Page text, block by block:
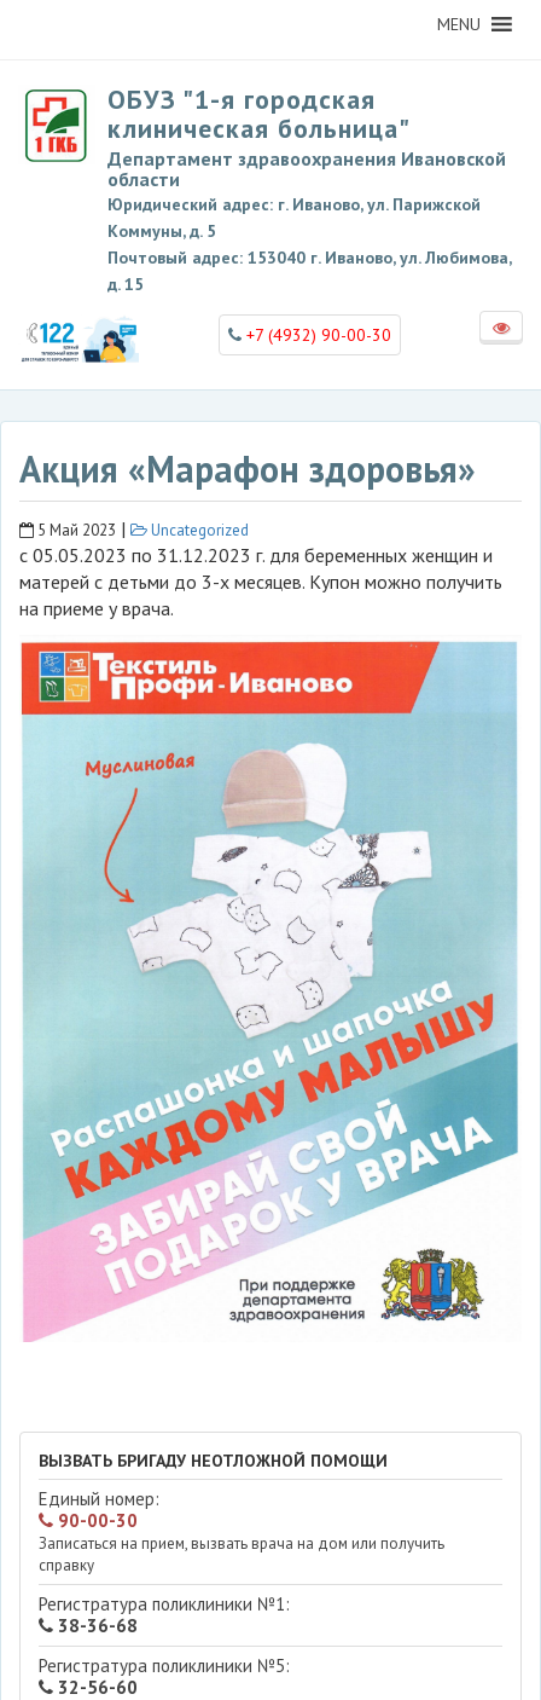
MENU
ОБУЗ "1-я городская
клиническая больница"
Департамент здравоохранения Ивановской
области
Юридический адрес: г. Иваново, ул. Парижской
Коммуны, д. 5
Почтовый адрес: 153040 г. Иваново, ул. Любимова,
д. 15
+7 (4932) 90-00-30
Акция «Марафон здоровья»
5 Май 2023 | Uncategorized
с 05.05.2023 по 31.12.2023 г. для беременных женщин и
матерей с детьми до 3-х месяцев. Купон можно получить
на приеме у врача.
ВЫЗВАТЬ БРИГАДУ НЕОТЛОЖНОЙ ПОМОЩИ
Единый номер:
90-00-30
Записаться на прием, вызвать врача на дом или получить
справку
Регистратура поликлиники №1:
38-36-68
Регистратура поликлиники №5:
32-56-60